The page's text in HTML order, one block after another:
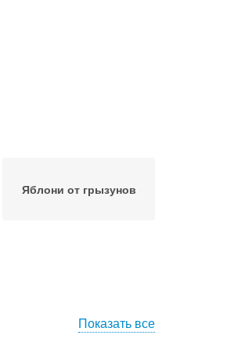
Яблони от грызунов
Показать все